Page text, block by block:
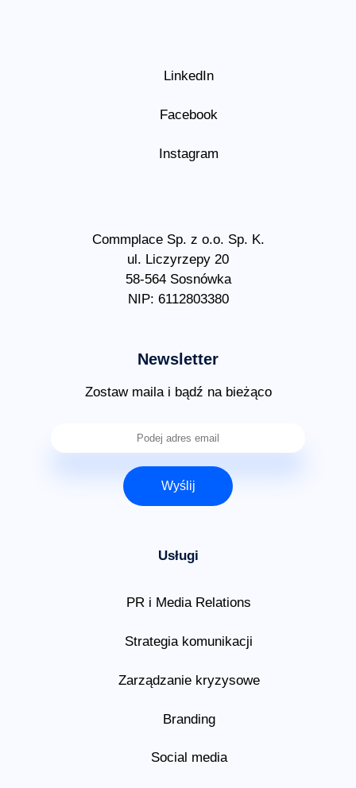
LinkedIn
Facebook
Instagram
Commplace Sp. z o.o. Sp. K.
ul. Liczyrzepy 20
58-564 Sosnówka
NIP: 6112803380
Newsletter
Zostaw maila i bądź na bieżąco
Wyślij
Usługi
PR i Media Relations
Strategia komunikacji
Zarządzanie kryzysowe
Branding
Social media